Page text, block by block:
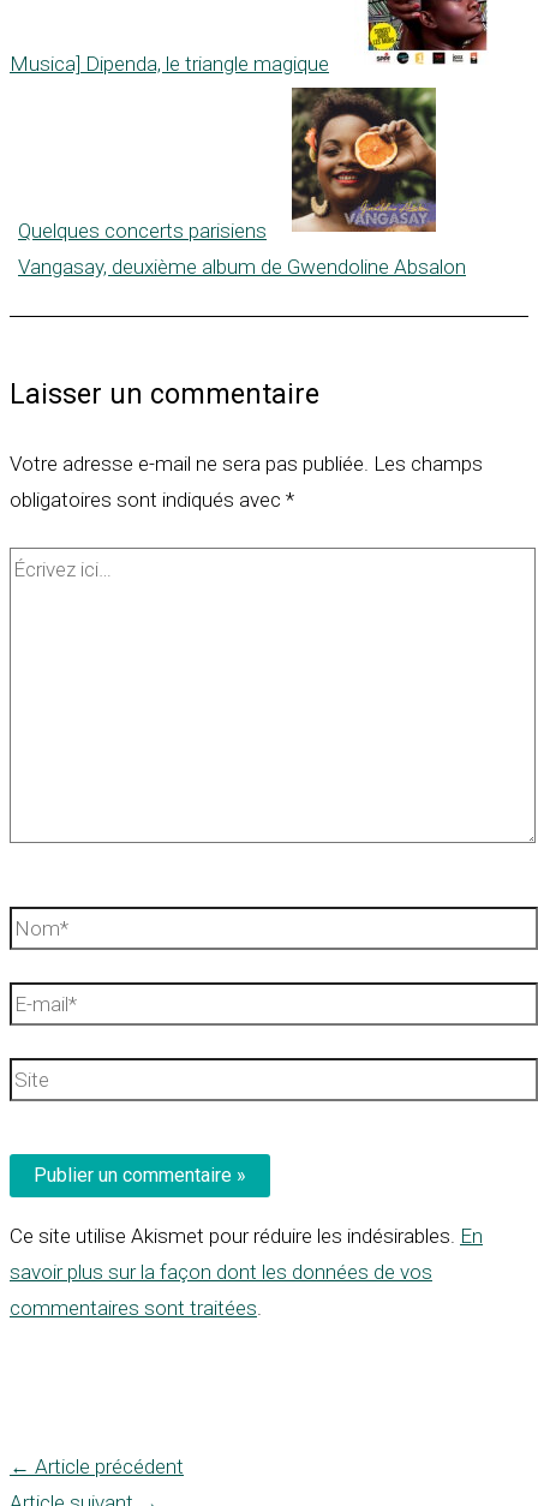
Musica] Dipenda, le triangle magique
Quelques concerts parisiens
Vangasay, deuxième album de Gwendoline Absalon
Laisser un commentaire
Votre adresse e-mail ne sera pas publiée. Les champs
obligatoires sont indiqués avec *
Écrivez
Nom*
E-
Site
Ce site utilise Akismet pour réduire les indésirables. En
savoir plus sur la façon dont les données de vos
commentaires sont traitées
← Article précédent